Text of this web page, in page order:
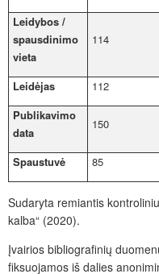
Leidybos /
spausdinimo
vieta
114
Leidėjas 112
Publikavimo
data
150
Spaustuvė 85
Sudaryta remiantis
kalba“ (2020).
Įvairios bibliografinių
fiksuojamos iš dalies